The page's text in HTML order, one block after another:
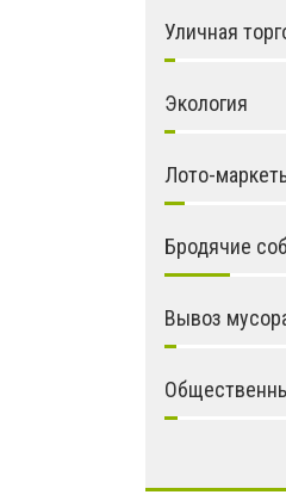
Уличная
Экология
Лото-
Бродячие
Вывоз